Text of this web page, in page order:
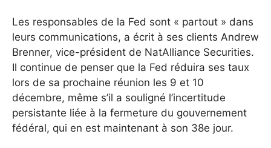
Les responsables de la Fed sont « partout » dans
leurs communications, a écrit à ses clients Andrew
Brenner, vice-président de NatAlliance Securities.
Il continue de penser que la Fed réduira ses taux
lors de sa prochaine réunion les 9 et 10
décembre, même s’il a souligné l’incertitude
persistante liée à la fermeture du gouvernement
fédéral, qui en est maintenant à son 38e jour.